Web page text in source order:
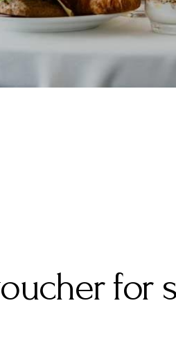
for